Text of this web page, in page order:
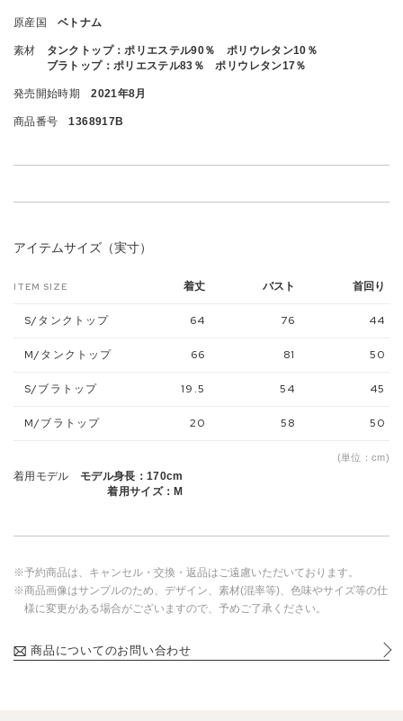
原産国 ベトナム
素材
タンクトップ：ポリエステル90％ ポリウレタン10％
ブラトップ：ポリエステル83％ ポリウレタン17％
発売開始時期 2021年8月
商品番号 1368917B
アイテムサイズ（実寸）
ITEM SIZE 着丈 バスト 首回り
S/タンクトップ 64 76 44
M/タンクトップ 66 81 50
S/ブラトップ 19.5 54 45
M/ブラトップ 20 58 50
(単位：cm)
着用モデル
モデル身長：170cm
着用サイズ：M
※予約商品は、キャンセル・交換・返品はご遠慮いただいております。
※商品画像はサンプルのため、デザイン、素材(混率等)、色味やサイズ等の仕
様に変更がある場合がございますので、予めご了承ください。
商品についてのお問い合わせ